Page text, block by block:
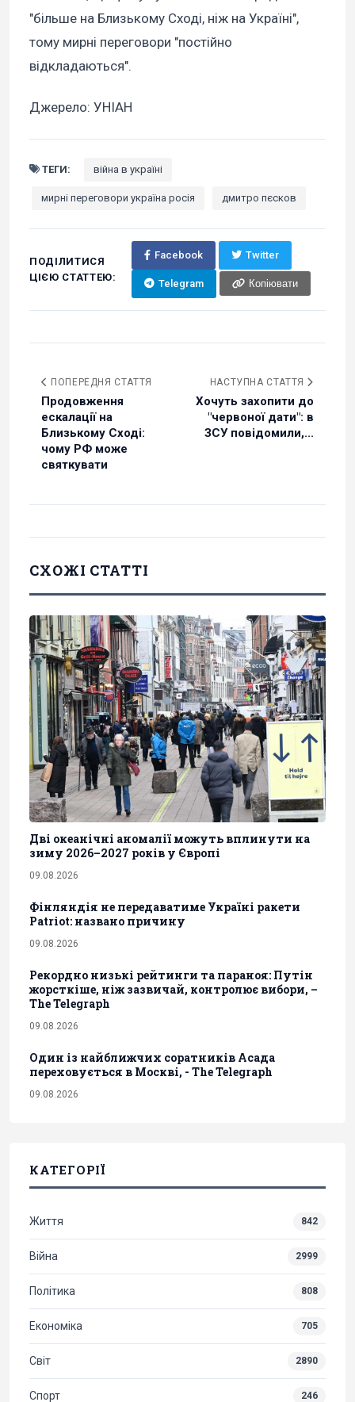
"більше на Близькому Сході, ніж на Україні",
тому мирні переговори "постійно
відкладаються".
Джерело: УНІАН
ТЕГИ: війна в україні
мирні переговори україна росія дмитро пєсков
ПОДІЛИТИСЯ
ЦІЄЮ СТАТТЕЮ:
Facebook Twitter
Telegram Копіювати
ПОПЕРЕДНЯ СТАТТЯ
Продовження
ескалації на
Близькому Сході:
чому РФ може
святкувати
НАСТУПНА СТАТТЯ
Хочуть захопити до
"червоної дати": в
ЗСУ повідомили,...
СХОЖІ СТАТТІ
Дві океанічні аномалії можуть вплинути на
зиму 2026–2027 років у Європі
09.08.2026
Фінляндія не передаватиме Україні ракети
Patriot: названо причину
09.08.2026
Рекордно низькі рейтинги та параноя: Путін
жорсткіше, ніж зазвичай, контролює вибори, –
The Telegraph
09.08.2026
Один із найближчих соратників Асада
переховується в Москві, - The Telegraph
09.08.2026
КАТЕГОРІЇ
Життя 842
Війна 2999
Політика 808
Економіка 705
Світ 2890
Спорт 246